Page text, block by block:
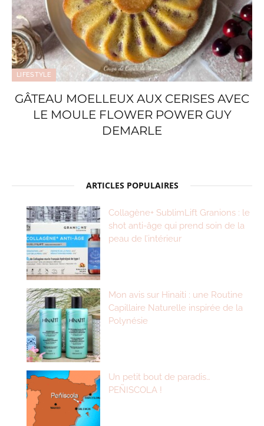
LIFESTYLE
GÂTEAU MOELLEUX AUX CERISES AVEC
LE MOULE FLOWER POWER GUY
DEMARLE
ARTICLES POPULAIRES
Collagène+ SublimLift Granions : le
shot anti-âge qui prend soin de la
peau de l’intérieur
Mon avis sur Hinaiti : une Routine
Capillaire Naturelle inspirée de la
Polynésie
Un petit bout de paradis…
PEÑISCOLA !